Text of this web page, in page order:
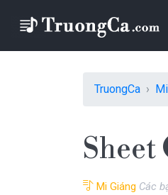
TruongCa
Sheet
Mi Giáng Các